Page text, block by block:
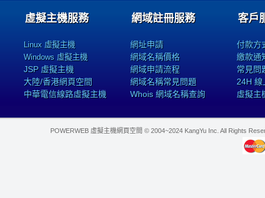
虛擬主機服務
Linux 虛擬主機
Windows 虛擬主機
JSP 虛擬主機
大陸/香港網頁空間
中華電信線路虛擬主機
網域註冊服務
網址申請
網域名稱價格
網域申請流程
網域名稱常見問題
Whois 網域名稱查詢
客戶
付款方
繳款通
常見問
24H 線
虛擬主
POWERWEB 虛擬主機網頁空間 © 2004~2024 KangYu Inc. All Rights